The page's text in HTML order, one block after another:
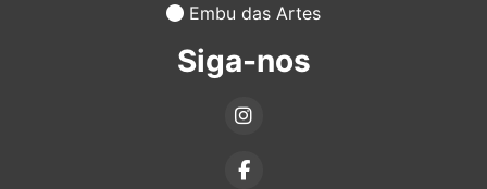
Embu das Artes
Siga-nos